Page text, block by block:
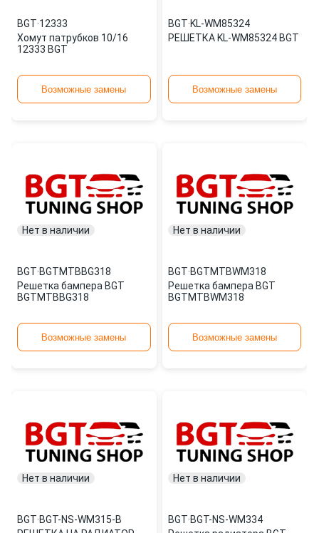
BGT·12333
Хомут патрубков 10/16
12333 BGT
Возможные замены
BGT·KL-WM85324
РЕШЕТКА KL-WM85324 BGT
Возможные замены
Нет в наличии
BGT·BGTMTBBG318
Решетка бампера BGT
BGTMTBBG318
Возможные замены
Нет в наличии
BGT·BGTMTBWM318
Решетка бампера BGT
BGTMTBWM318
Возможные замены
Нет в наличии
BGT·BGT-NS-WM315-B
Нет в наличии
BGT·BGT-NS-WM334